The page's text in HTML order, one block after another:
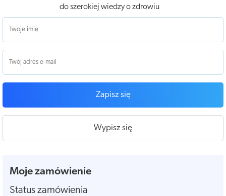
do szerokiej wiedzy o zdrowiu
Zapisz się
Wypisz się
Moje zamówienie
Status zamówienia